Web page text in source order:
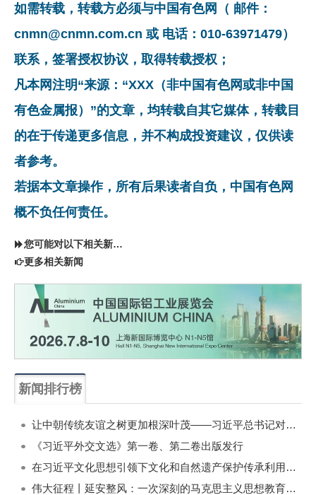
如需转载，转载方必须与中国有色网（ 邮件：
cnmn@cnmn.com.cn 或 电话：010-63971479）
联系，签署授权协议，取得转载授权；
凡本网注明“来源：“XXX（非中国有色网或非中国
有色金属报）”的文章，均转载自其它媒体，转载目
的在于传递更多信息，并不构成投资建议，仅供读
者参考。
若据本文章操作，所有后果读者自负，中国有色网
概不负任何责任。
您可能对以下相关新闻同样感兴趣
更多相关新闻
新闻排行榜
让中朝传统友谊之树更加根深叶茂——习近平总书记对朝鲜进行国事访问纪实
《习近平外交文选》第一卷、第二卷出版发行
在习近平文化思想引领下文化和自然遗产保护传承利用工作开创新局面
伟大征程丨延安整风：一次深刻的马克思主义思想教育运动